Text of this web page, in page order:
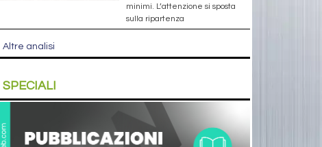
minimi. L’attenzione si sposta
sulla ripartenza
Altre analisi
SPECIALI